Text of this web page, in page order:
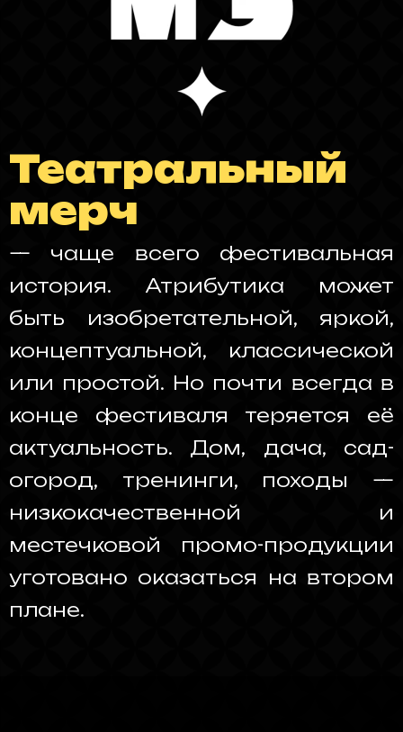
Театральный
мерч
— чаще всего фестивальная
история. Атрибутика может
быть изобретательной, яркой,
концептуальной, классической
или простой. Но почти всегда в
конце фестиваля теряется её
актуальность. Дом, дача, сад-
огород, тренинги, походы —
низкокачественной и
местечковой промо-продукции
уготовано оказаться на втором
плане.